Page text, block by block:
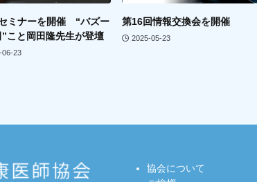
ミナーを開催 “バズー
”こと岡田隆先生が登壇
06-23
第16回情報交換会を開催
2025-05-23
協会について